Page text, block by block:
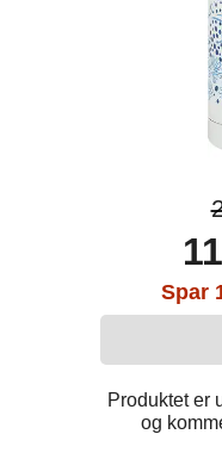
Spar
Produktet er
og